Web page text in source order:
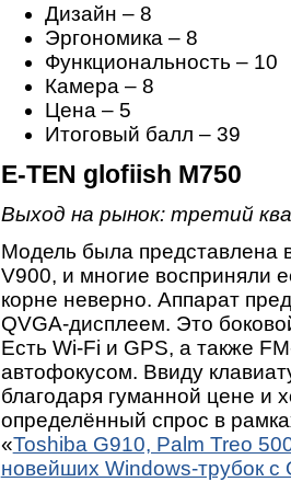
Дизайн – 8
Эргономика – 8
Функциональность – 10
Камера – 8
Цена – 5
Итоговый балл – 39
E-TEN glofiish M750
Выход на рынок: третий
Модель была представлена
V900, и многие восприняли
корне неверно. Аппарат
QVGA-дисплеем. Это
Есть Wi-Fi и GPS, а также
автофокусом. Ввиду
благодаря гуманной цене и
определённый спрос в
«Toshiba G910, Palm Treo
новейших Windows-трубок с